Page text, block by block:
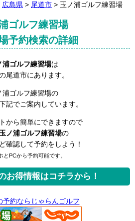
広島県 > 尾道市 > 玉ノ浦ゴルフ練習場
ゴルフ練習場
予約検索の詳細
浦ゴルフ練習場は
尾道市にあります。
浦ゴルフ練習場の
記でご案内しています。
から簡単にできますので
玉ノ浦ゴルフ練習場の
確認して予約をしよう！
とPCから予約可能です。
お得情報はコチラから！
予約ならじゃらんゴルフ